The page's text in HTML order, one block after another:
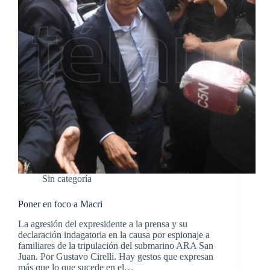
Sin categoría
Poner en foco a Macri
La agresión del expresidente a la prensa y su
declaración indagatoria en la causa por espionaje a
familiares de la tripulación del submarino ARA San
Juan. Por Gustavo Cirelli. Hay gestos que expresan
más que lo que sucede en el…